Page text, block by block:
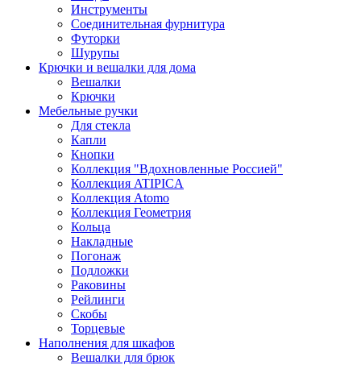
Инструменты
Соединительная фурнитура
Футорки
Шурупы
Крючки и вешалки для дома
Вешалки
Крючки
Мебельные ручки
Для стекла
Капли
Кнопки
Коллекция "Вдохновленные Россией"
Коллекция ATIPICA
Коллекция Atomo
Коллекция Геометрия
Кольца
Накладные
Погонаж
Подложки
Раковины
Рейлинги
Скобы
Торцевые
Наполнения для шкафов
Вешалки для брюк